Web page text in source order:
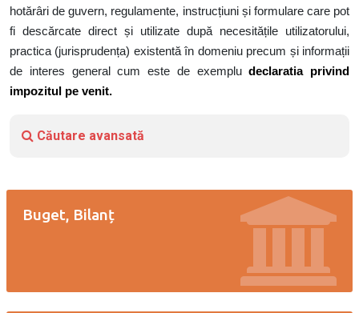
hotărâri de guvern, regulamente, instrucțiuni și formulare care pot
fi descărcate direct și utilizate după necesitățile utilizatorului,
practica (jurisprudența) existentă în domeniu precum și informații
de interes general cum este de exempludeclaratia privind
impozitul pe venit.
Căutare avansată
Buget, Bilanț